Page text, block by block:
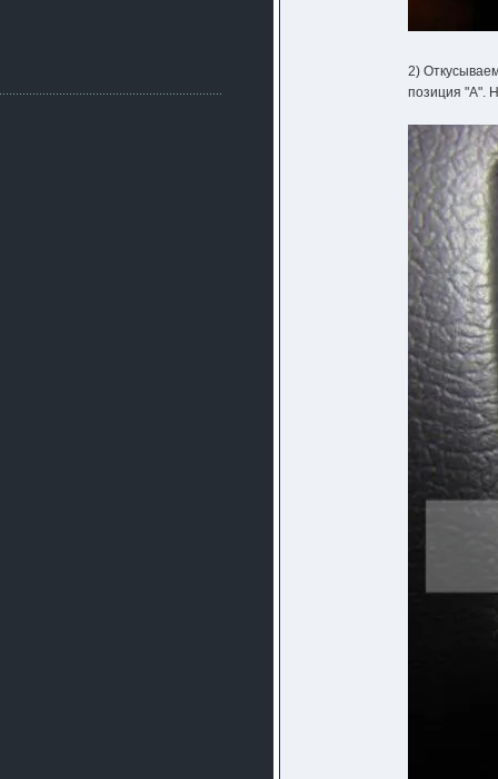
2)
позиция "A".